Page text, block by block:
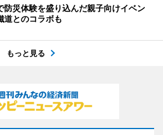
防災体験を盛り込んだ親子向けイベン
とのコラボも
もっと見る